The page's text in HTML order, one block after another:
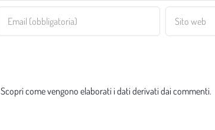
Scopri come vengono elaborati i dati derivati dai commenti.